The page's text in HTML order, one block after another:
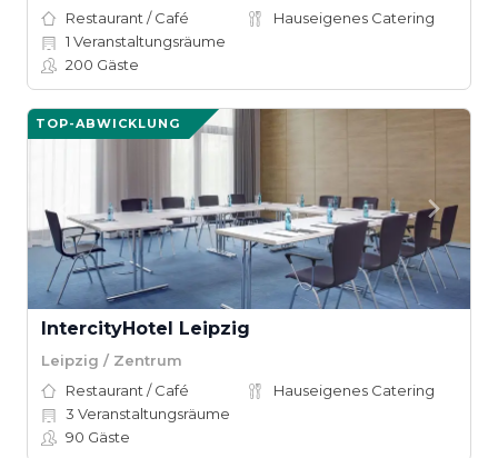
Restaurant / Café
Hauseigenes Catering
1 Veranstaltungsräume
200 Gäste
TOP-ABWICKLUNG
IntercityHotel Leipzig
Leipzig / Zentrum
Restaurant / Café
Hauseigenes Catering
3 Veranstaltungsräume
90 Gäste